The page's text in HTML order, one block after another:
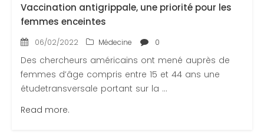
Vaccination antigrippale, une priorité pour les
femmes enceintes
06/02/2022 Médecine 0
Des chercheurs américains ont mené auprès de
femmes d’âge compris entre 15 et 44 ans une
étudetransversale portant sur la ...
Read more.